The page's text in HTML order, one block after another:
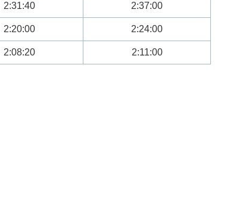
2:31:40 2:37:00
2:20:00 2:24:00
2:08:20 2:11:00